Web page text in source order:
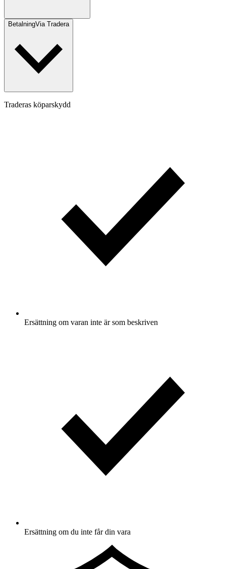
BetalningVia Tradera
Traderas köparskydd
Ersättning om varan inte är som beskriven
Ersättning om du inte får din vara